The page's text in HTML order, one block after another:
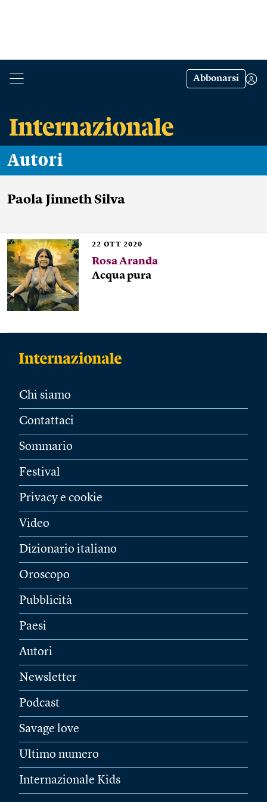
Abbonarsi
Autori
Paola Jinneth Silva
22 OTT 2020
Rosa Aranda
Acqua pura
Chi siamo
Contattaci
Sommario
Festival
Privacy e cookie
Video
Dizionario italiano
Oroscopo
Pubblicità
Paesi
Autori
Newsletter
Podcast
Savage love
Ultimo numero
Internazionale Kids